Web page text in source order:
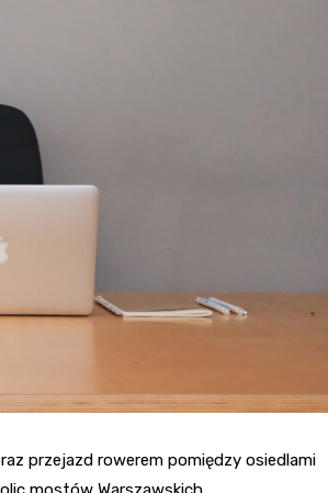
przejazd rowerem pomiędzy osiedlami